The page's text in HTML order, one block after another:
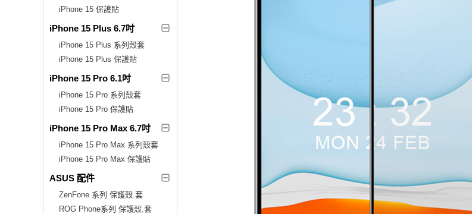
iPhone 15 保護貼
iPhone 15 Plus 6.7吋
iPhone 15 Plus 系列殼套
iPhone 15 Plus 保護貼
iPhone 15 Pro 6.1吋
iPhone 15 Pro 系列殼套
iPhone 15 Pro 保護貼
iPhone 15 Pro Max 6.7吋
iPhone 15 Pro Max 系列殼套
iPhone 15 Pro Max 保護貼
ASUS 配件
ZenFone 系列 保護殼.套
ROG Phone系列 保護殼.套